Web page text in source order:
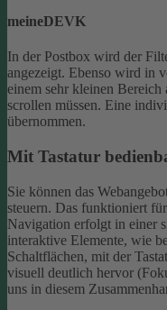
meineDEVK
In der Postbox wird der
angezeigt. Ebenso wird in
einem sehr kleinen Bereich
scrollen müssen. Eine
übernommen.
Mit Tastatur
Sie können das
steuern. Das funktioniert
Navigation erfolgt in einer
interaktive Elemente, wie
Schaltflächen, mit der
visuell deutlich hervor
uns in diesem